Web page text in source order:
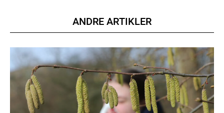
100DKK
Etiam est nibh, lobortis sit
Praesent euismod ac
Ut mollis pellentesque tortor
ANDRE ARTIKLER